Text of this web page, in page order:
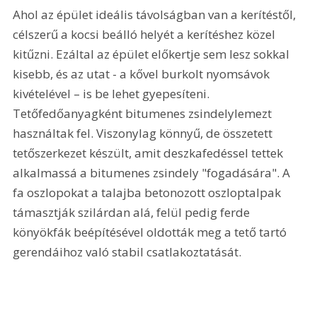
Ahol az épület ideális távolságban van a kerítéstől,
célszerű a kocsi beálló helyét a kerítéshez közel
kitűzni. Ezáltal az épület előkertje sem lesz sokkal
kisebb, és az utat - a kővel burkolt nyomsávok
kivételével – is be lehet gyepesíteni.
Tetőfedőanyagként bitumenes zsindelylemezt
használtak fel. Viszonylag könnyű, de összetett
tetőszerkezet készült, amit deszkafedéssel tettek
alkalmassá a bitumenes zsindely "fogadására". A
fa oszlopokat a talajba betonozott oszloptalpak
támasztják szilárdan alá, felül pedig ferde
könyökfák beépítésével oldották meg a tető tartó
gerendáihoz való stabil csatlakoztatását.